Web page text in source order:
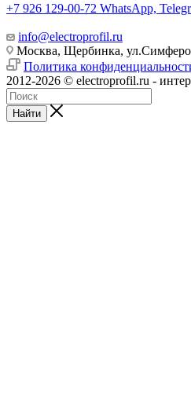
+7 926 129-00-72 WhatsApp,
info@electroprofil.ru
Москва, Щербинка,
Политика
2012-2026 © electroprofil.ru -
Найти